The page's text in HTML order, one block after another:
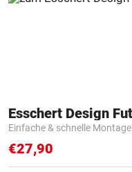
Einfache & schnelle Montage
€27,90